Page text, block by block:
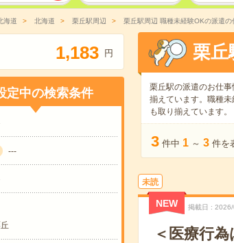
海道 北海道 栗丘駅周辺 栗丘駅周辺 職種未経験OKの派遣の
1,183 円
定中の検索条件
---
栗丘
栗丘駅の派遣のお仕事
揃えています。職種未
も取り揃えています。
3 件中 1 ～ 3 件を
未読
NEW 掲載日
＜医療行